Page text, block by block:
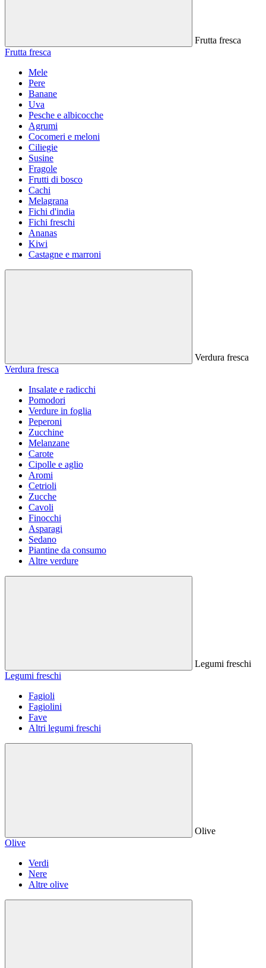
Frutta fresca
Frutta fresca
Mele
Pere
Banane
Uva
Pesche e albicocche
Agrumi
Cocomeri e meloni
Ciliegie
Susine
Fragole
Frutti di bosco
Cachi
Melagrana
Fichi d'india
Fichi freschi
Ananas
Kiwi
Castagne e marroni
Verdura fresca
Verdura fresca
Insalate e radicchi
Pomodori
Verdure in foglia
Peperoni
Zucchine
Melanzane
Carote
Cipolle e aglio
Aromi
Cetrioli
Zucche
Cavoli
Finocchi
Asparagi
Sedano
Piantine da consumo
Altre verdure
Legumi freschi
Legumi freschi
Fagioli
Fagiolini
Fave
Altri legumi freschi
Olive
Olive
Verdi
Nere
Altre olive